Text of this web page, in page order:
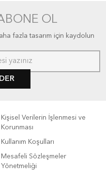
OL
fazla tasarım için kaydolun
Kişisel Verilerin İşlenmesi ve
Korunması
Kullanım Koşulları
Mesafeli Sözleşmeler
Yönetmeliği